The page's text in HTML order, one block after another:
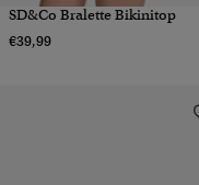
SD&Co Bralette Bikinitop
€39,99